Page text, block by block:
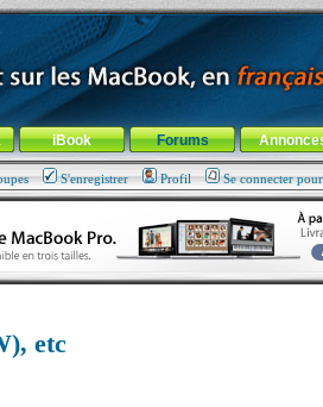
de la rubrique
iBook Forums
S'enregistrer Profil Se connecter
etc